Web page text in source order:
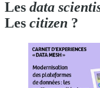
Les data
Les citizen ?